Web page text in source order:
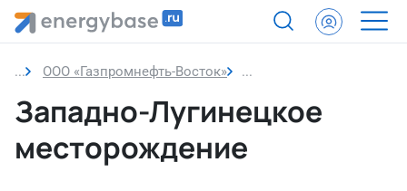
ООО «Газпромнефть-Восток» Западно-Лугинецкое
Западно-Лугинецкое
месторождение